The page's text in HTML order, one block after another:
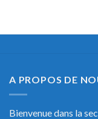
A PROPOS DE
Bienvenue dans la